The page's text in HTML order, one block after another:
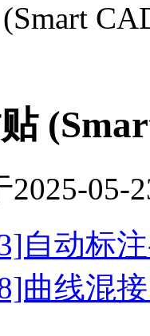
2025-05-
自动标
曲线混